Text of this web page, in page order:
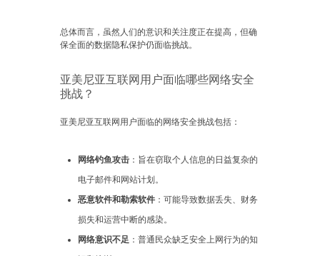
总体而言，虽然人们的意识和关注度正在提高，但确
保全面的数据隐私保护仍面临挑战。
亚美尼亚互联网用户面临哪些网络安全
挑战？
亚美尼亚互联网用户面临的网络安全挑战包括：
网络钓鱼攻击 ：旨在窃取个人信息的日益复杂的
电子邮件和网站计划。
恶意软件和勒索软件 ：可能导致数据丢失、财务
损失和运营中断的感染。
网络意识不足 ：普通民众缺乏安全上网行为的知